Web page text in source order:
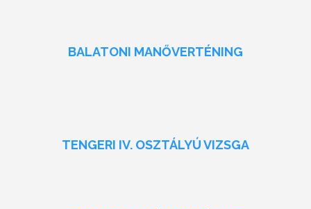
BALATONI MANŐVERTÉNING
TENGERI IV. OSZTÁLYÚ VIZSGA